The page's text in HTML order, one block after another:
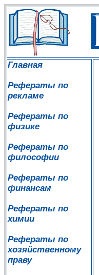
Главная
Рефераты по
рекламе
Рефераты по
физике
Рефераты по
философии
Рефераты по
финансам
Рефераты по
химии
Рефераты по
хозяйственному
праву